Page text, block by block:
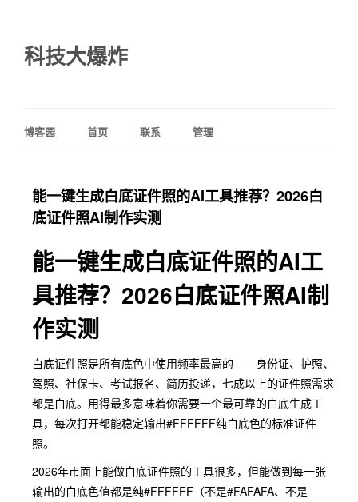
科技大爆炸
博客园 首页 联系 管理
能一键生成白底证件照的AI工具推荐？2026白
底证件照AI制作实测
能一键生成白底证件照的AI工
具推荐？2026白底证件照AI制
作实测
白底证件照是所有底色中使用频率最高的——身份证、护照、
驾照、社保卡、考试报名、简历投递，七成以上的证件照需求
都是白底。用得最多意味着你需要一个最可靠的白底生成工
具，每次打开都能稳定输出#FFFFFF纯白底色的标准证件
照。
2026年市面上能做白底证件照的工具很多，但能做到每一张
输出的白底色值都是纯#FFFFFF（不是#FAFAFA、不是